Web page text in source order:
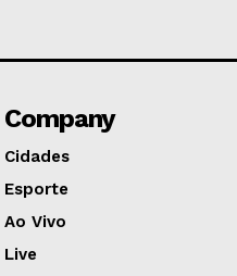
Company
Cidades
Esporte
Ao Vivo
Live